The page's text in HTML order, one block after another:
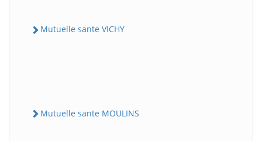
Mutuelle sante VICHY
Mutuelle sante MOULINS